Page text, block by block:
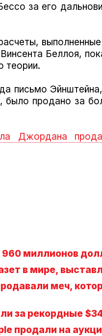
за его
Беллоя,
теории.
письмо
было продано за
Джордана
миллионов
в мире,
меч,
за рекордные
продали на